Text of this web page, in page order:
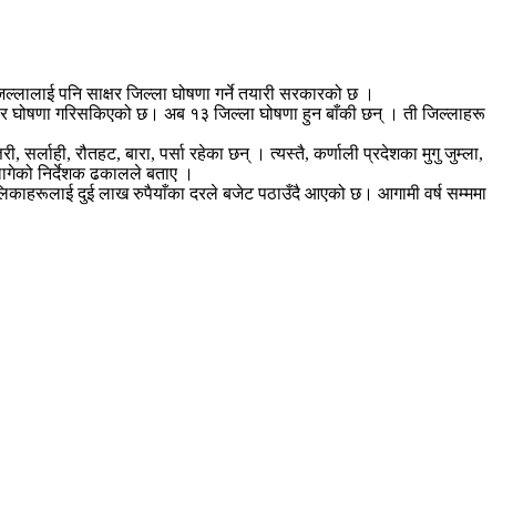
पनि साक्षर जिल्ला घोषणा गर्ने तयारी सरकारको छ ।
घोषणा गरिसकिएको छ। अब १३ जिल्ला घोषणा हुन बाँकी छन् । ती जिल्लाहरू
रौतहट, बारा, पर्सा रहेका छन् । त्यस्तै, कर्णाली प्रदेशका मुगु जुम्ला,
निर्देशक ढकालले बताए ।
दुई लाख रुपैयाँका दरले बजेट पठाउँदै आएको छ। आगामी वर्ष सम्ममा